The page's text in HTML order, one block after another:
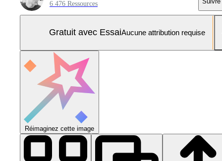
6 476 Ressources
Gratuit avec EssaiAucune attribution requise
Réimaginez cette image